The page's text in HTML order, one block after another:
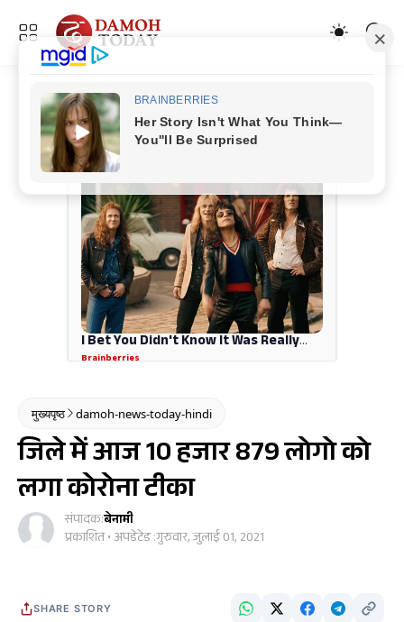
ADVERTISEMENT
मुख्यपृष्ठ damoh-news-today-hindi
जिले में आज 10 हजार 879 लोगो को
लगा कोरोना टीका
संपादक:बेनामी
प्रकाशित • अपडेटेड :गुरुवार, जुलाई 01, 2021
SHARE STORY